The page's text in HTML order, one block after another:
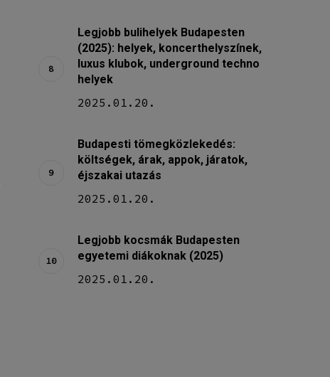
Legjobb bulihelyek Budapesten
(2025): helyek, koncerthelyszínek,
luxus klubok, underground techno
helyek
2025.01.20.
Budapesti tömegközlekedés:
költségek, árak, appok, járatok,
éjszakai utazás
2025.01.20.
Legjobb kocsmák Budapesten
egyetemi diákoknak (2025)
2025.01.20.